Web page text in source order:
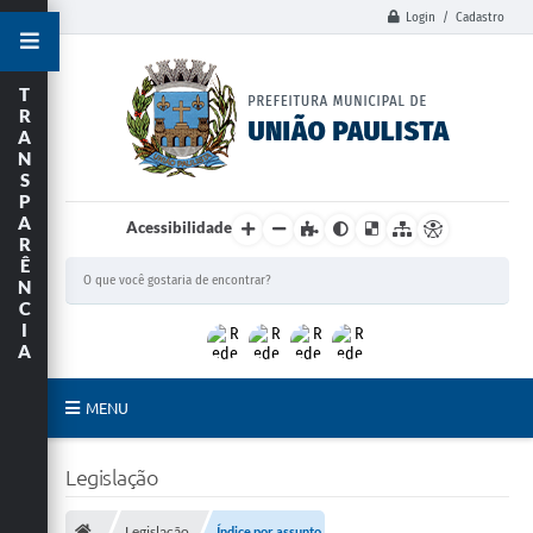
Login / Cadastro
Acessibilidade
MENU
T
R
A
N
S
P
A
R
Ê
N
C
I
A
Legislação